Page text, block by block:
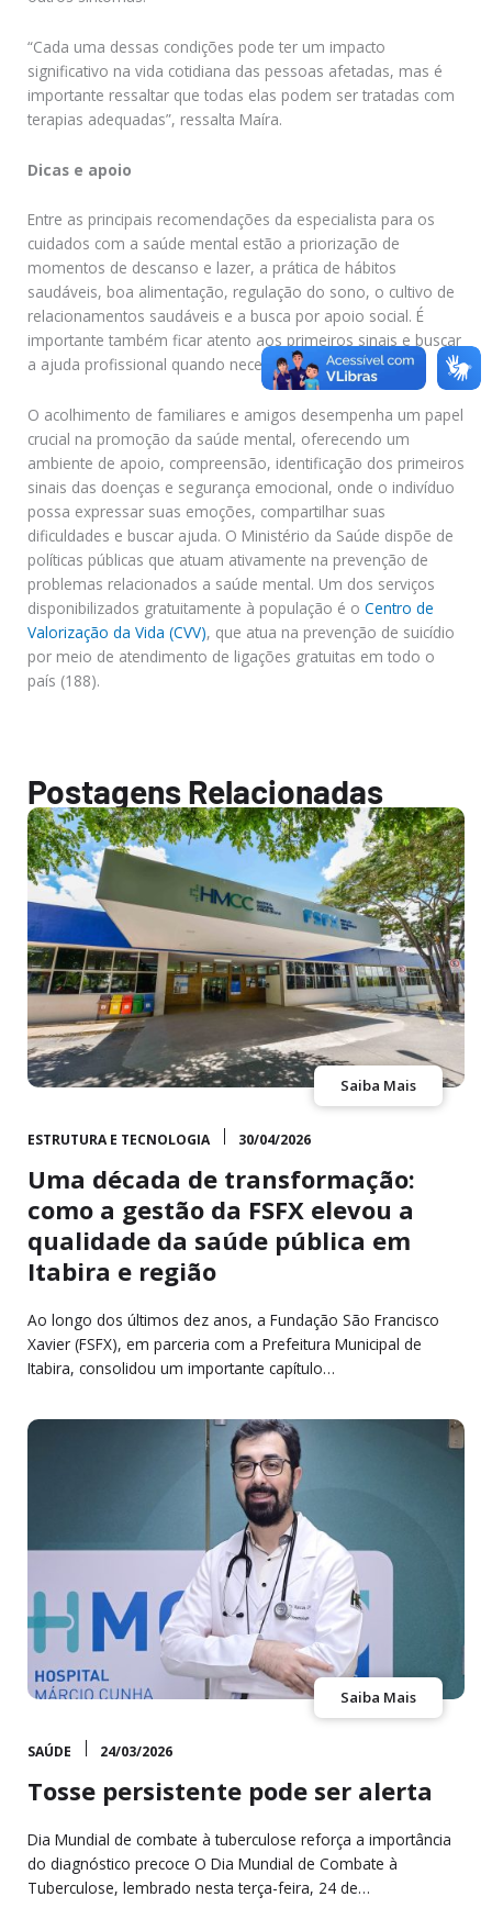
“Cada uma dessas condições pode ter um impacto
significativo na vida cotidiana das pessoas afetadas, mas é
importante ressaltar que todas elas podem ser tratadas com
terapias adequadas”, ressalta Maíra.
Dicas e apoio
Entre as principais recomendações da especialista para os
cuidados com a saúde mental estão a priorização de
momentos de descanso e lazer, a prática de hábitos
saudáveis, boa alimentação, regulação do sono, o cultivo de
relacionamentos saudáveis e a busca por apoio social. É
importante também ficar atento aos primeiros sinais e buscar
a ajuda profissional quando necessária.
O acolhimento de familiares e amigos desempenha um papel
crucial na promoção da saúde mental, oferecendo um
ambiente de apoio, compreensão, identificação dos primeiros
sinais das doenças e segurança emocional, onde o indivíduo
possa expressar suas emoções, compartilhar suas
dificuldades e buscar ajuda. O Ministério da Saúde dispõe de
políticas públicas que atuam ativamente na prevenção de
problemas relacionados a saúde mental. Um dos serviços
disponibilizados gratuitamente à população é o Centro de
Valorização da Vida (CVV), que atua na prevenção de suicídio
por meio de atendimento de ligações gratuitas em todo o
país (188).
Postagens Relacionadas
Saiba Mais
ESTRUTURA E TECNOLOGIA 30/04/2026
Uma década de transformação:
como a gestão da FSFX elevou a
qualidade da saúde pública em
Itabira e região
Ao longo dos últimos dez anos, a Fundação São Francisco
Xavier (FSFX), em parceria com a Prefeitura Municipal de
Itabira, consolidou um importante capítulo…
Saiba Mais
SAÚDE 24/03/2026
Tosse persistente pode ser alerta
Dia Mundial de combate à tuberculose reforça a importância
do diagnóstico precoce O Dia Mundial de Combate à
Tuberculose, lembrado nesta terça-feira, 24 de…